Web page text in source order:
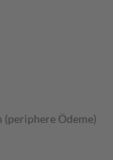
(periphere Ödeme)